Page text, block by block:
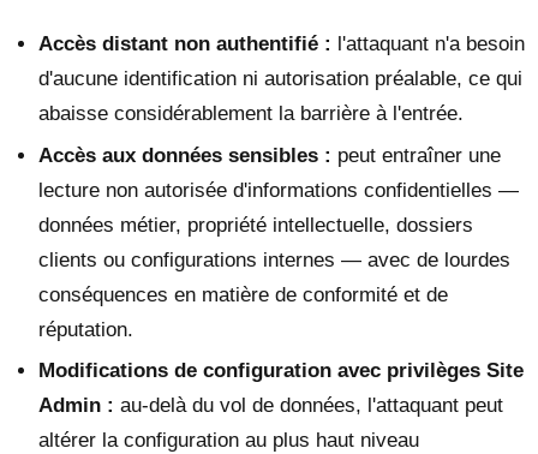
Accès distant non authentifié : l'attaquant n'a besoin
d'aucune identification ni autorisation préalable, ce qui
abaisse considérablement la barrière à l'entrée.
Accès aux données sensibles : peut entraîner une
lecture non autorisée d'informations confidentielles —
données métier, propriété intellectuelle, dossiers
clients ou configurations internes — avec de lourdes
conséquences en matière de conformité et de
réputation.
Modifications de configuration avec privilèges Site
Admin : au-delà du vol de données, l'attaquant peut
altérer la configuration au plus haut niveau